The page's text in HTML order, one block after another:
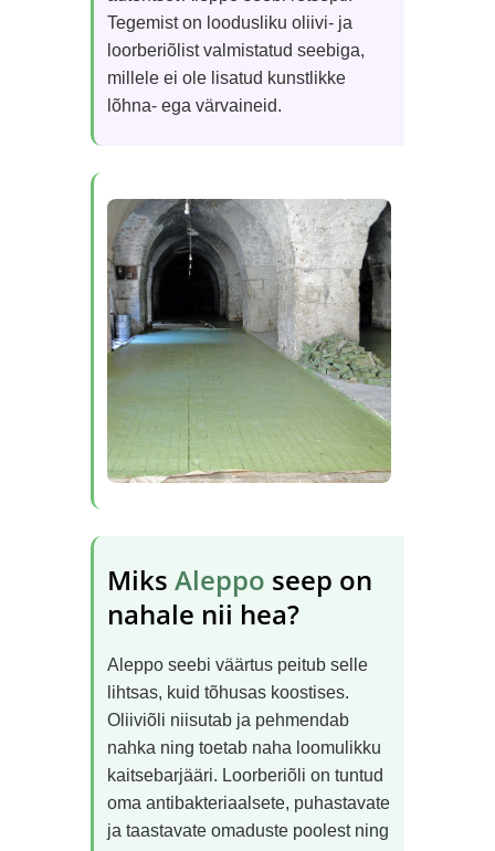
Tegemist on loodusliku oliivi- ja
loorberiõlist valmistatud seebiga,
millele ei ole lisatud kunstlikke
lõhna- ega värvaineid.
Miks Aleppo seep on
nahale nii hea?
Aleppo seebi väärtus peitub selle
lihtsas, kuid tõhusas koostises.
Oliiviõli niisutab ja pehmendab
nahka ning toetab naha loomulikku
kaitsebarjääri. Loorberiõli on tuntud
oma antibakteriaalsete, puhastavate
ja taastavate omaduste poolest ning